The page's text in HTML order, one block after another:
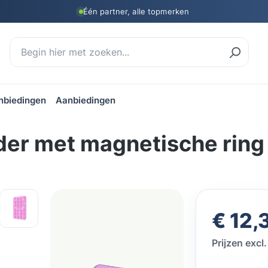
Één partner, alle topmerken
Aanbiedingen
met magnetische
Normale
€
Prijzen